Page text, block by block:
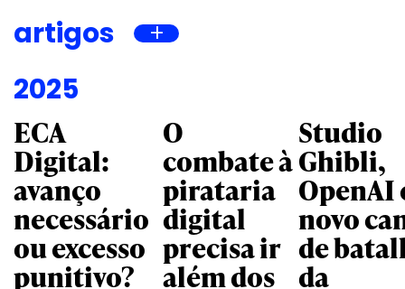
artigos
2025
ECA
Digital:
avanço
necessário
ou excesso
punitivo?
O
combate à
pirataria
digital
precisa ir
além dos
Studio
Ghibli,
OpenAI
novo
de
da